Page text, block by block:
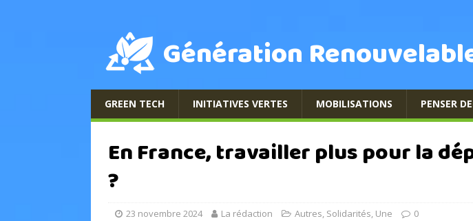
Génération
GREEN TECH INITIATIVES VERTES MOBILISATIONS PENSER
En France, travailler plus pour la
?
23 novembre 2024 La rédaction Autres, Solidarités, Une 0